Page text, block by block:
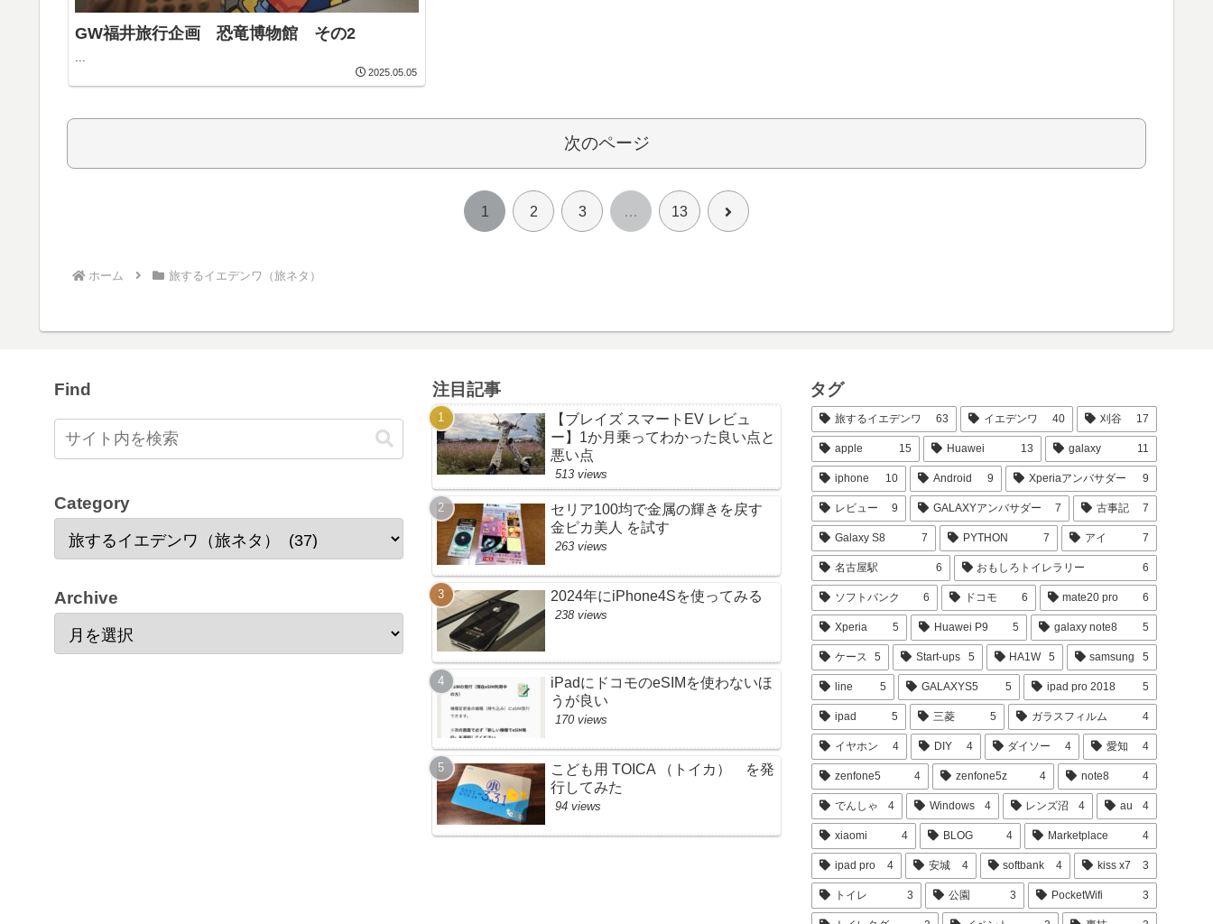
GW福井旅行企画 恐竜博物館 その2
...
2025.05.05
次のページ
1 2 3 … 13 次
ホーム 旅するイエデンワ（旅ネタ）
Find
Category
Archive
注目記事
【ブレイズ スマートEV レビュ
ー】1か月乗ってわかった良い点と
悪い点
513 views
セリア100均で金属の輝きを戻す
金ピカ美人 を試す
263 views
2024年にiPhone4Sを使ってみる
238 views
iPadにドコモのeSIMを使わないほ
うが良い
170 views
こども用 TOICA （トイカ） を発
行してみた
94 views
タグ
旅するイエデンワ 63 イエデンワ 40 刈谷 17
apple 15 Huawei 13 galaxy 11
iphone 10 Android 9 Xperiaアンバサダー 9
レビュー 9 GALAXYアンバサダー 7 古事記 7
Galaxy S8 7 PYTHON 7 アイ 7
名古屋駅 6 おもしろトイレラリー 6
ソフトバンク 6 ドコモ 6 mate20 pro 6
Xperia 5 Huawei P9 5 galaxy note8 5
ケース 5 Start-ups 5 HA1W 5 samsung 5
line 5 GALAXYS5 5 ipad pro 2018 5
ipad 5 三菱 5 ガラスフィルム 4
イヤホン 4 DIY 4 ダイソー 4 愛知 4
zenfone5 4 zenfone5z 4 note8 4
でんしゃ 4 Windows 4 レンズ沼 4 au 4
xiaomi 4 BLOG 4 Marketplace 4
ipad pro 4 安城 4 softbank 4 kiss x7 3
トイレ 3 公園 3 PocketWifi 3